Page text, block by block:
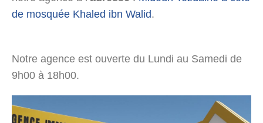
de mosquée Khaled ibn Walid.
Notre agence est ouverte du Lundi au Samedi de
9h00 à 18h00.